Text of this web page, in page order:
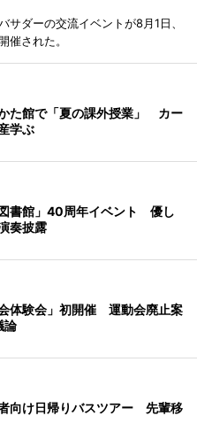
ダーの交流イベントが8月1日、
催された。
た館で「夏の課外授業」 カー
学ぶ
書館」40周年イベント 優し
奏披露
体験会」初開催 運動会廃止案
論
向け日帰りバスツアー 先輩移